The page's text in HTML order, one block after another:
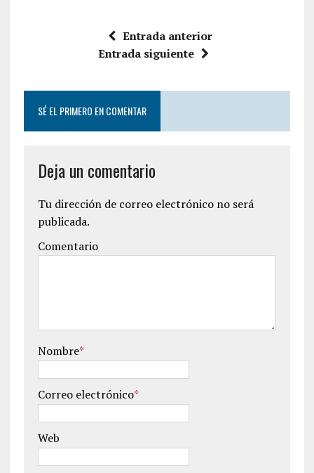
Entrada anterior
Entrada siguiente
SÉ EL PRIMERO EN COMENTAR
Deja un comentario
Tu dirección de correo electrónico no será
publicada.
Comentario
Nombre*
Correo electrónico*
Web